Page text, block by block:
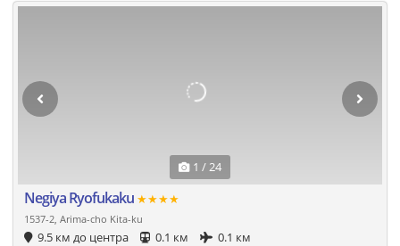
1 / 24
Negiya Ryofukaku ★★★★
1537-2, Arima-cho Kita-ku
9.5 км до центра 0.1 км
0.1 км